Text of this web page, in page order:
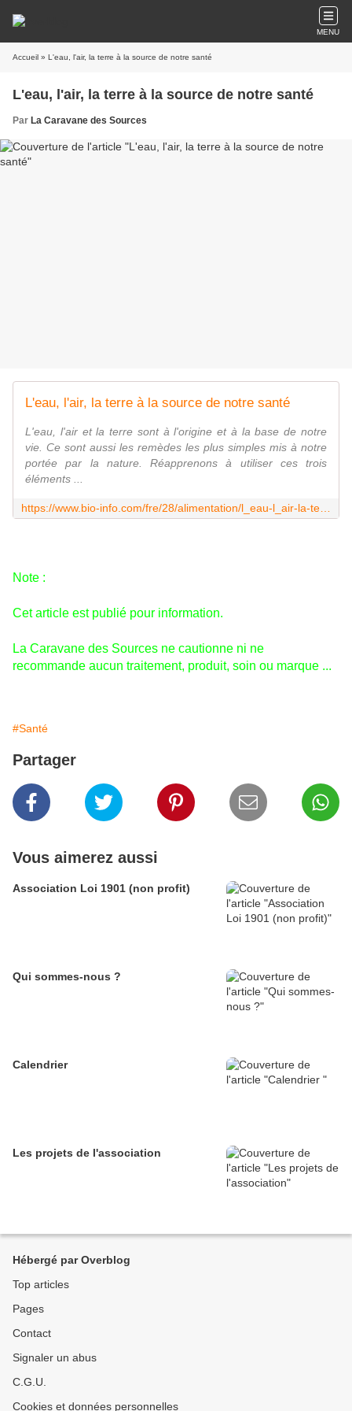
MENU
Accueil » L'eau, l'air, la terre à la source de notre santé
L'eau, l'air, la terre à la source de notre santé
Par La Caravane des Sources
L'eau, l'air, la terre à la source de notre santé
L'eau, l'air et la terre sont à l'origine et à la base de notre
vie. Ce sont aussi les remèdes les plus simples mis à notre
portée par la nature. Réapprenons à utiliser ces trois
éléments ...
Note :
Cet article est publié pour information.
La Caravane des Sources ne cautionne ni ne
recommande aucun traitement, produit, soin ou marque ...
#Santé
Partager
Vous aimerez aussi
Association Loi 1901 (non profit)
Qui sommes-nous ?
Calendrier
Les projets de l'association
Hébergé par Overblog
Top articles
Pages
Contact
Signaler un abus
C.G.U.
Cookies et données personnelles